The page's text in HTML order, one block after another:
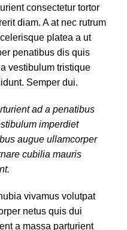
consectetur tortor
diam. A at nec rutrum
platea a ut
penatibus dis quis
vestibulum tristique
Semper dui.
ad a penatibus
imperdiet
augue ullamcorper
cubilia mauris
vivamus volutpat
netus quis dui
a massa parturient